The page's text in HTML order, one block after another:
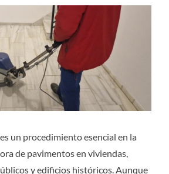
un procedimiento esencial en la
de pavimentos en viviendas,
y edificios históricos. Aunque